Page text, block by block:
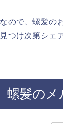
なので、螺髪の
見つけ次第シェ
螺髪のメ